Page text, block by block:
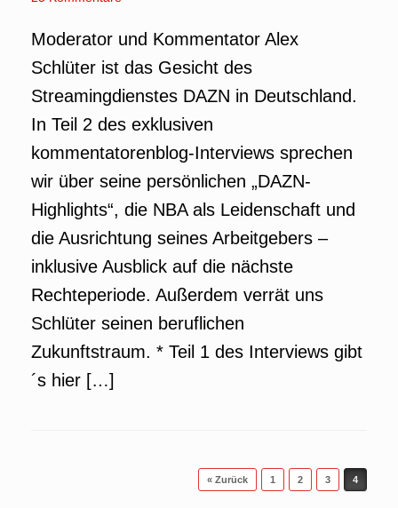
Moderator und Kommentator Alex
Schlüter ist das Gesicht des
Streamingdienstes DAZN in Deutschland.
In Teil 2 des exklusiven
kommentatorenblog-Interviews sprechen
wir über seine persönlichen „DAZN-
Highlights“, die NBA als Leidenschaft und
die Ausrichtung seines Arbeitgebers –
inklusive Ausblick auf die nächste
Rechteperiode. Außerdem verrät uns
Schlüter seinen beruflichen
Zukunftstraum. * Teil 1 des Interviews gibt
´s hier […]
« Zurück 1 2 3 4